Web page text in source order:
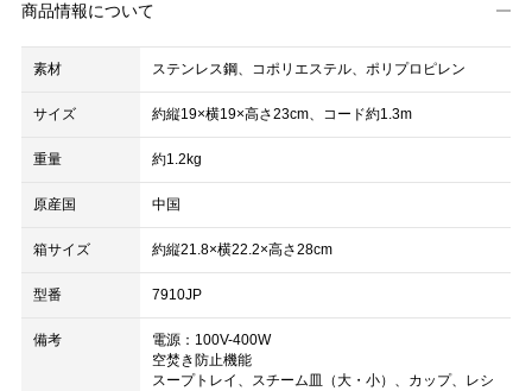
商品情報について
素材 ステンレス鋼、コポリエステル、ポリプロピレン
サイズ 約縦19×横19×高さ23cm、コード約1.3m
重量 約1.2kg
原産国 中国
箱サイズ 約縦21.8×横22.2×高さ28cm
型番 7910JP
備考
電源：100V-400W
空焚き防止機能
スープトレイ、スチーム皿（大・小）、カップ、レシ